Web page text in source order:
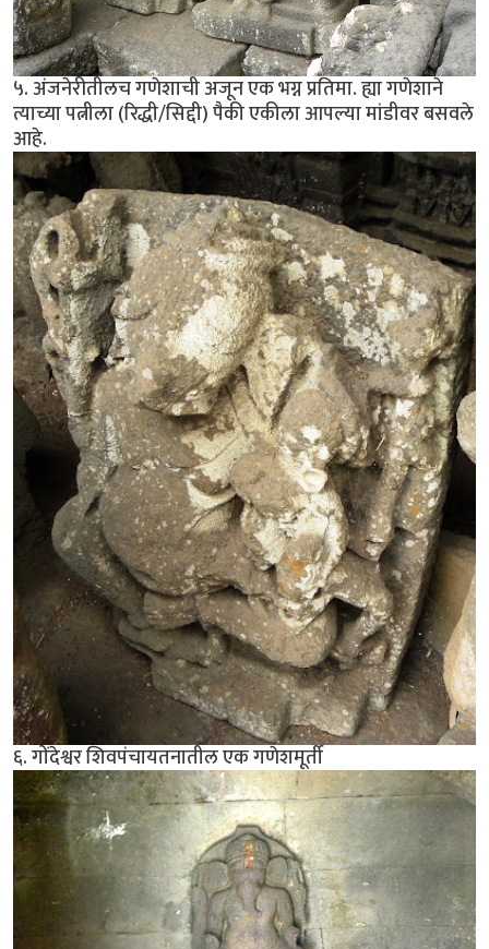
५. अंजनेरीतीलच गणेशाची अजून एक भग्न प्रतिमा. ह्या गणेशाने
त्याच्या पत्नीला (रिद्धी/सिद्दी) पैकी एकीला आपल्या मांडीवर बसवले
आहे.
६. गोंदेश्वर शिवपंचायतनातील एक गणेशमूर्ती